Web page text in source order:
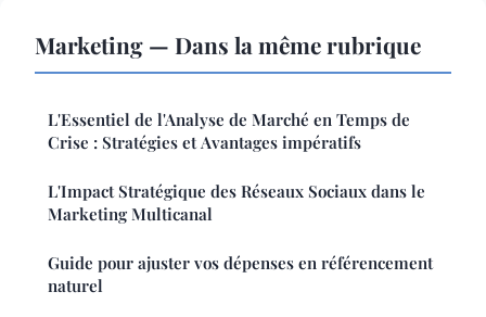
Marketing — Dans la même rubrique
L'Essentiel de l'Analyse de Marché en Temps de
Crise : Stratégies et Avantages impératifs
L'Impact Stratégique des Réseaux Sociaux dans le
Marketing Multicanal
Guide pour ajuster vos dépenses en référencement
naturel